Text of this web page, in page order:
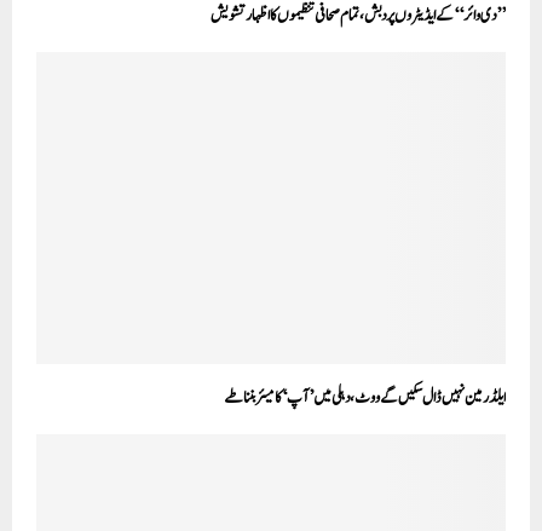
’’دی وائر‘‘ کے ایڈیٹروں پر دبش،تمام صحافی تنظیموں کا اظہار تشویش
ایلڈرمین نہیں ڈال سکیں گے ووٹ، دہلی میں ’آپ‘ کا میئر بننا طے